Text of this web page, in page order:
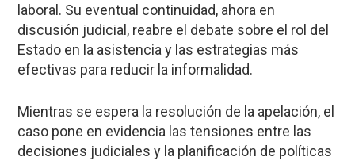
laboral. Su eventual continuidad, ahora en
discusión judicial, reabre el debate sobre el rol del
Estado en la asistencia y las estrategias más
efectivas para reducir la informalidad.
Mientras se espera la resolución de la apelación, el
caso pone en evidencia las tensiones entre las
decisiones judiciales y la planificación de políticas